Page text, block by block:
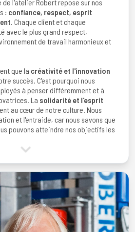
l'atelier Robert repose sur nos
: confiance, respect, esprit
. Chaque client et chaque
avec le plus grand respect,
de travail harmonieux et
que la créativité et l'innovation
succès. C'est pourquoi nous
à penser différemment et à
La solidarité et l'esprit
au cœur de notre culture. Nous
et l'entraide, car nous savons que
pouvons atteindre nos objectifs les
nos collaborateurs sont heureux et
de fournir un service exceptionnel
philosophie qui nous permet de
durables avec nos clients et
de leader dans notre secteur.